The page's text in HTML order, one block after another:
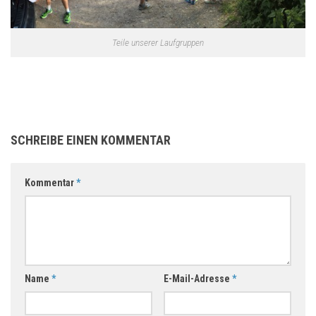
Teile unserer Laufgruppen
SCHREIBE EINEN KOMMENTAR
Kommentar*
Name * E-Mail-Adresse *